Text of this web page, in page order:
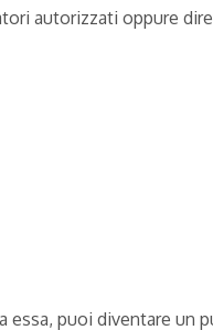
autorizzati oppure
essa, puoi diventare un